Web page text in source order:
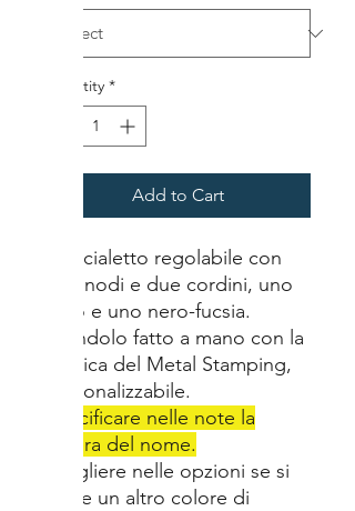
Quantity *
Add to Cart
Braccialetto regolabile con
due nodi e due cordini, uno
nero e uno nero-fucsia.
Ciondolo fatto a mano con la
tecnica del Metal Stamping,
personalizzabile.
Specificare nelle note la
lettera del nome.
Scegliere nelle opzioni se si
vuole un altro colore di